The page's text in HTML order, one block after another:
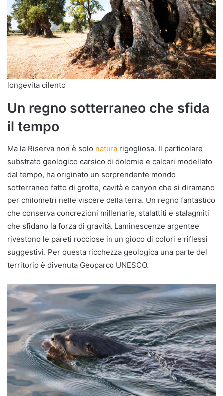
longevita cilento
Un regno sotterraneo che sfida
il tempo
Ma la Riserva non è solo natura rigogliosa. Il particolare
substrato geologico carsico di dolomie e calcari modellato
dal tempo, ha originato un sorprendente mondo
sotterraneo fatto di grotte, cavità e canyon che si diramano
per chilometri nelle viscere della terra. Un regno fantastico
che conserva concrezioni millenarie, stalattiti e stalagmiti
che sfidano la forza di gravità. Laminescenze argentee
rivestono le pareti rocciose in un gioco di colori e riflessi
suggestivi. Per questa ricchezza geologica una parte del
territorio è divenuta Geoparco UNESCO.